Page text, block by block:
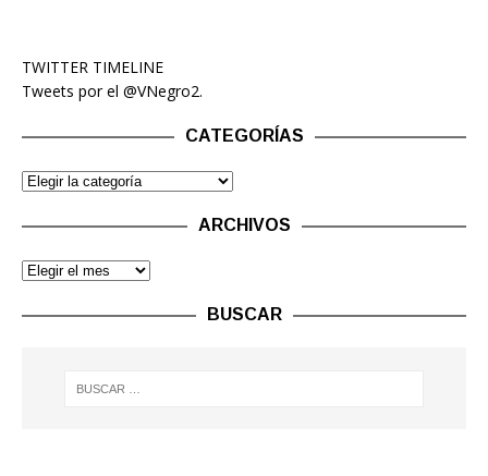
TWITTER TIMELINE
Tweets por el @VNegro2.
CATEGORÍAS
ARCHIVOS
BUSCAR